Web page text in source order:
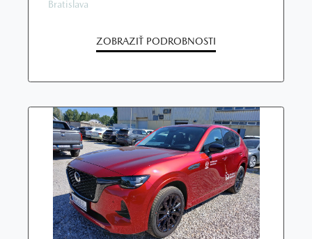
Bratislava
ZOBRAZIŤ PODROBNOSTI